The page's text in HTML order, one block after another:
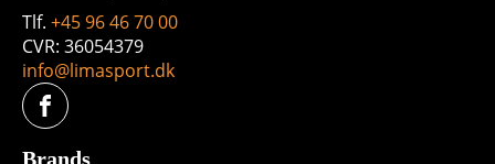
Tlf. +45 96 46 70 00
CVR: 36054379
info@limasport.dk
Brands